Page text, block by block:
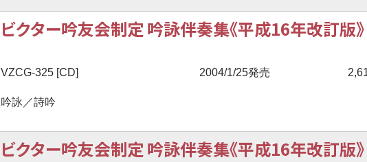
ビクター吟友会制定 吟詠伴奏集《平成16年改訂
VZCG-325 [CD] 2004/1/25発売
吟詠／詩吟
ビクター吟友会制定 吟詠伴奏集《平成16年改訂